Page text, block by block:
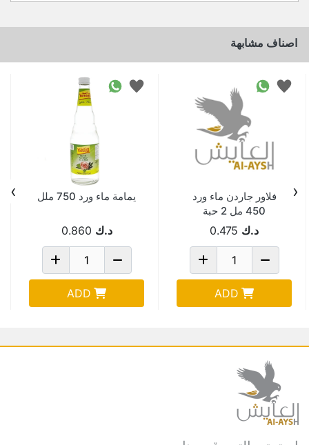
اصناف مشابهة
فلاور جاردن ماء ورد
450 مل 2 حبة
د.ك 0.475
ADD
يمامة ماء ورد 750 ملل
د.ك 0.860
ADD
‹
›